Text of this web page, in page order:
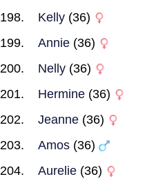
Kelly (36)
Annie (36)
Nelly (36)
Hermine (36)
Jeanne (36)
Amos (36)
Aurelie (36)